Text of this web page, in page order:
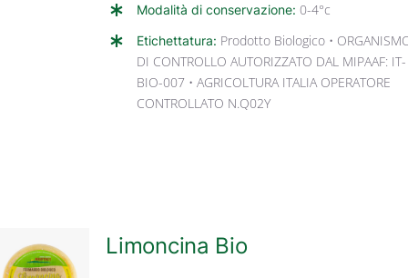
Modalità di conservazione: 0-4°c
Etichettatura: Prodotto Biologico •
DI CONTROLLO AUTORIZZATO DAL MIPAAF: IT-
BIO-007 • AGRICOLTURA ITALIA OPERATORE
CONTROLLATO N.Q02Y
Limoncina Bio